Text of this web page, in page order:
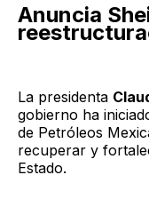
Anuncia
La presidenta
gobierno ha
de Petróleos
recuperar y
Estado.